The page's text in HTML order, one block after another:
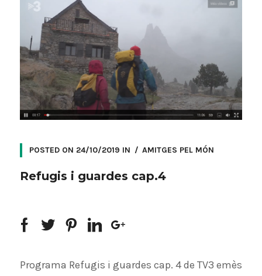
POSTED ON 24/10/2019 IN AMITGES PEL MÓN
Refugis i guardes cap.4
Programa Refugis i guardes cap. 4 de TV3 emès